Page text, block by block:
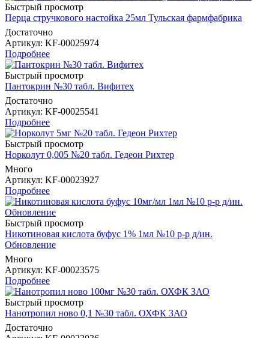
Быстрый просмотр
Перца стручкового настойка 25мл Тульская фармфабрика
Достаточно
Артикул: KF-00025974
Подробнее
Быстрый просмотр
Пантокрин №30 табл. Вифитех
Достаточно
Артикул: KF-00025541
Подробнее
Быстрый просмотр
Норколут 0,005 №20 табл. Гедеон Рихтер
Много
Артикул: KF-00023927
Подробнее
Быстрый просмотр
Никотиновая кислота буфус 1% 1мл №10 р-р д/ин.
Обновление
Много
Артикул: KF-00023575
Подробнее
Быстрый просмотр
Нанотропил ново 0,1 №30 табл. ОХФК ЗАО
Достаточно